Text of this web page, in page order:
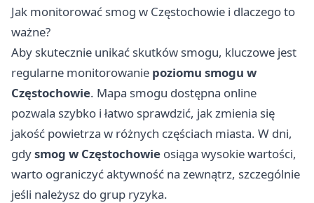
Jak monitorować smog w Częstochowie i dlaczego to
ważne?
Aby skutecznie unikać skutków smogu, kluczowe jest
regularne monitorowanie poziomu smogu w
Częstochowie. Mapa smogu dostępna online
pozwala szybko i łatwo sprawdzić, jak zmienia się
jakość powietrza w różnych częściach miasta. W dni,
gdysmog w Częstochowie osiąga wysokie wartości,
warto ograniczyć aktywność na zewnątrz, szczególnie
jeśli należysz do grup ryzyka.